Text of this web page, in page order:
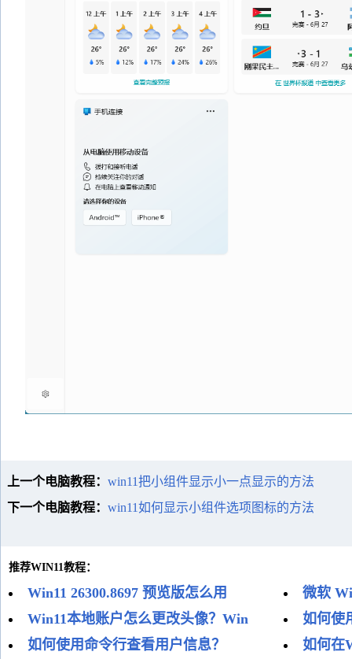
上一个电脑教程： win11把小组件显示小一点显示的方法
下一个电脑教程： win11如何显示小组件选项图标的方法
推荐WIN11教程：
Win11 26300.8697 预览版怎么用
微软
Win11本地账户怎么更改头像？Win
如何使
如何使用命令行查看用户信息？
如何在